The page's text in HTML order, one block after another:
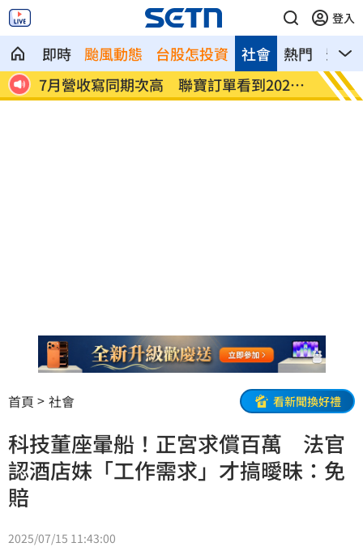
登入
即時 颱風動態 台股怎投資 熱門 影音
社會
穩 7月營收寫同期次高 聯寶訂單看到2027
年
台股
展
首頁 社會 看新聞換好禮
科技董座暈船！正宮求償百萬 法官
認酒店妹「工作需求」才搞曖昧：免
賠
2025/07/15 11:43:00